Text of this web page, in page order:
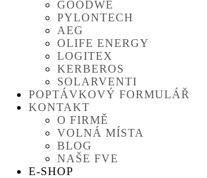
GOODWE
PYLONTECH
AEG
OLIFE ENERGY
LOGITEX
KERBEROS
SOLARVENTI
POPTÁVKOVÝ FORMULÁŘ
KONTAKT
O FIRMĚ
VOLNÁ MÍSTA
BLOG
NAŠE FVE
E-SHOP